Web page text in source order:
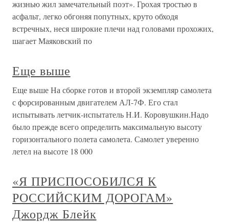
жизнью жил замечательный поэт». Грохая тростью в
асфальт, легко обгоняя попутных, круто обходя
встречных, неся широкие плечи над головами прохожих,
шагает Маяковский по
Еще выше
Еще выше На сборке готов и второй экземпляр самолета
с форсированным двигателем АЛ-7Ф. Его стал
испытывать летчик-испытатель Н.И. Коровушкин.Надо
было прежде всего определить максимальную высоту
горизонтального полета самолета. Самолет уверенно
летел на высоте 18 000
«Я ПРИСПОСОБИЛСЯ К
РОССИЙСКИМ ДОРОГАМ»
Джордж Блейк